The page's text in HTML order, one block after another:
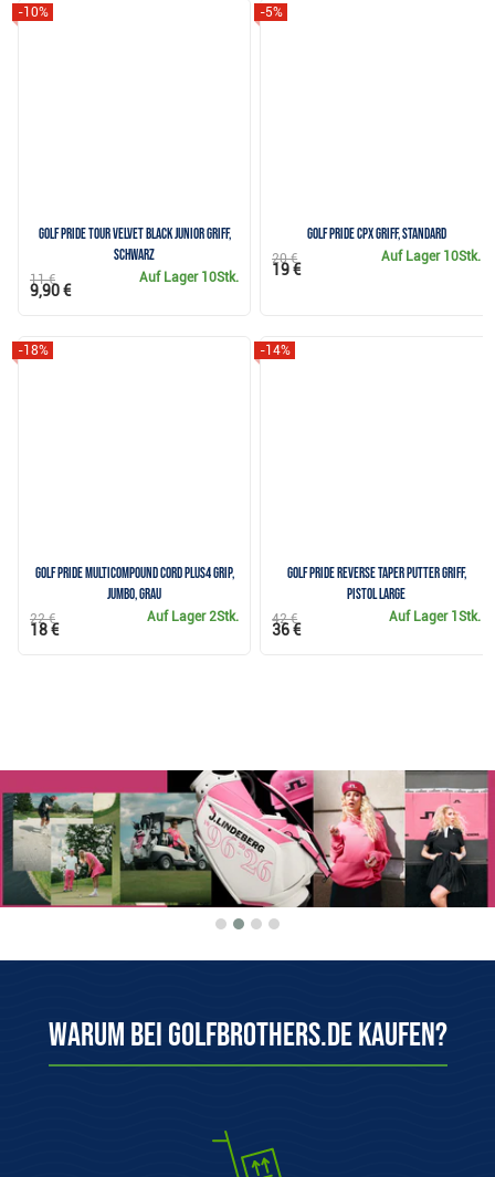
Golf Pride Tour Velvet Black Junior Griff,
schwarz
-10%
Auf Lager 10Stk.
11 €
9,90 €
Golf Pride CPx Griff, Standard
-5%
Auf Lager 10Stk.
20 €
19 €
Golf Pride MultiCompound Cord Plus4 Grip,
JUMBO, grau
-18%
Auf Lager 2Stk.
22 €
18 €
Golf Pride Reverse Taper Putter Griff,
Pistol Large
-14%
Auf Lager 1Stk.
42 €
36 €
Warum bei Golfbrothers.de kaufen?